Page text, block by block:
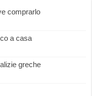
comprarlo
a casa
greche